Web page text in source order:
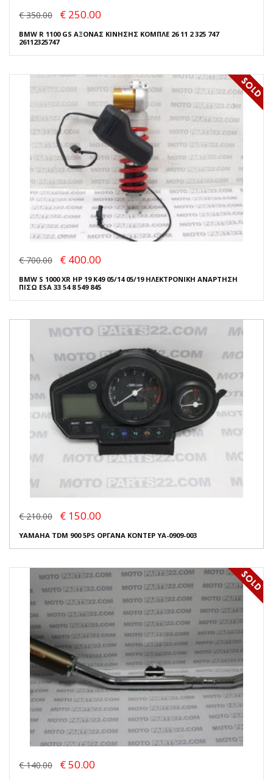
€ 350.00 € 250.00
BMW R 1100 GS ΑΞΟΝΑΣ ΚΙΝΗΣΗΣ ΚΟΜΠΛΕ 26 11 2 325 747
26112325747
€ 700.00 € 400.00
BMW S 1000 XR HP 19 K49 05/14 05/19 ΗΛΕΚΤΡΟΝΙΚΗ ΑΝΑΡΤΗΣΗ
ΠΙΣΩ ESA 33 54 8 549 845
€ 210.00 € 150.00
YAMAHA TDM 900 5PS ΟΡΓΑΝΑ ΚΟΝΤΕΡ YA-0909-003
€ 140.00 € 50.00